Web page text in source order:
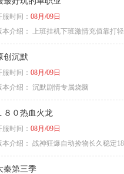
服时间： 08月/09日
本介绍：
上班挂机下班激情充值靠打
创沉默
服时间： 08月/09日
本介绍： 沉默剧情专属烧脑
８０热血火龙
服时间： 08月/09日
本介绍： 战神狂爆自动捡物长久稳定
秦第三季